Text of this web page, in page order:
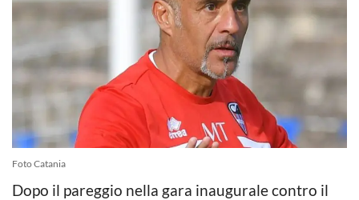
Foto Catania
Dopo il pareggio nella gara inaugurale contro il